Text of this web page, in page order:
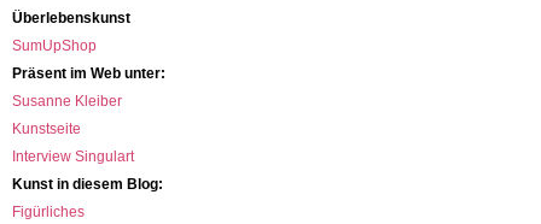
Überlebenskunst
SumUpShop
Präsent im Web unter:
Susanne Kleiber
Kunstseite
Interview Singulart
Kunst in diesem Blog:
Figürliches